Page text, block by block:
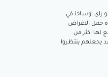
راى اوساخا في
حمل الاغراض
لها اكثر من
يجعلهم ينتظروا